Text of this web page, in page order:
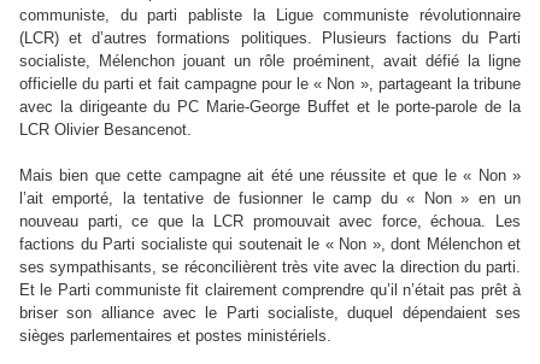
communiste, du parti pabliste la Ligue communiste révolutionnaire
(LCR) et d’autres formations politiques. Plusieurs factions du Parti
socialiste, Mélenchon jouant un rôle proéminent, avait défié la ligne
officielle du parti et fait campagne pour le « Non », partageant la tribune
avec la dirigeante du PC Marie-George Buffet et le porte-parole de la
LCR Olivier Besancenot.
Mais bien que cette campagne ait été une réussite et que le « Non »
l’ait emporté, la tentative de fusionner le camp du « Non » en un
nouveau parti, ce que la LCR promouvait avec force, échoua. Les
factions du Parti socialiste qui soutenait le « Non », dont Mélenchon et
ses sympathisants, se réconcilièrent très vite avec la direction du parti.
Et le Parti communiste fit clairement comprendre qu’il n’était pas prêt à
briser son alliance avec le Parti socialiste, duquel dépendaient ses
sièges parlementaires et postes ministériels.